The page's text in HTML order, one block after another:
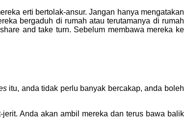
erti bertolak-ansur. Jangan hanya mengatakan
bergaduh di rumah atau terutamanya di rumah
and take turn. Sebelum membawa mereka ke
itu, anda tidak perlu banyak bercakap, anda boleh
Anda akan ambil mereka dan terus bawa balik